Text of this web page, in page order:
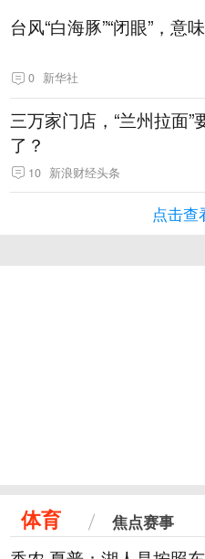
台风“白海豚”“闭眼”，意
0 新华社
三万家门店，“兰州拉面”
了？
10 新浪财经头条
点击查
体育 焦点赛事